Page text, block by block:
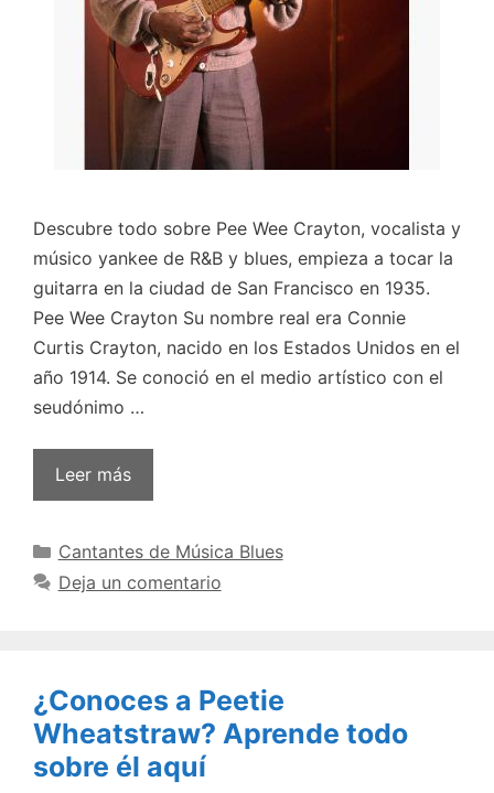
Descubre todo sobre Pee Wee Crayton, vocalista y
músico yankee de R&B y blues, empieza a tocar la
guitarra en la ciudad de San Francisco en 1935.
Pee Wee Crayton Su nombre real era Connie
Curtis Crayton, nacido en los Estados Unidos en el
año 1914. Se conoció en el medio artístico con el
seudónimo …
Leer más
Categorías
Cantantes de Música Blues
Deja un comentario
¿Conoces a Peetie
Wheatstraw? Aprende todo
sobre él aquí